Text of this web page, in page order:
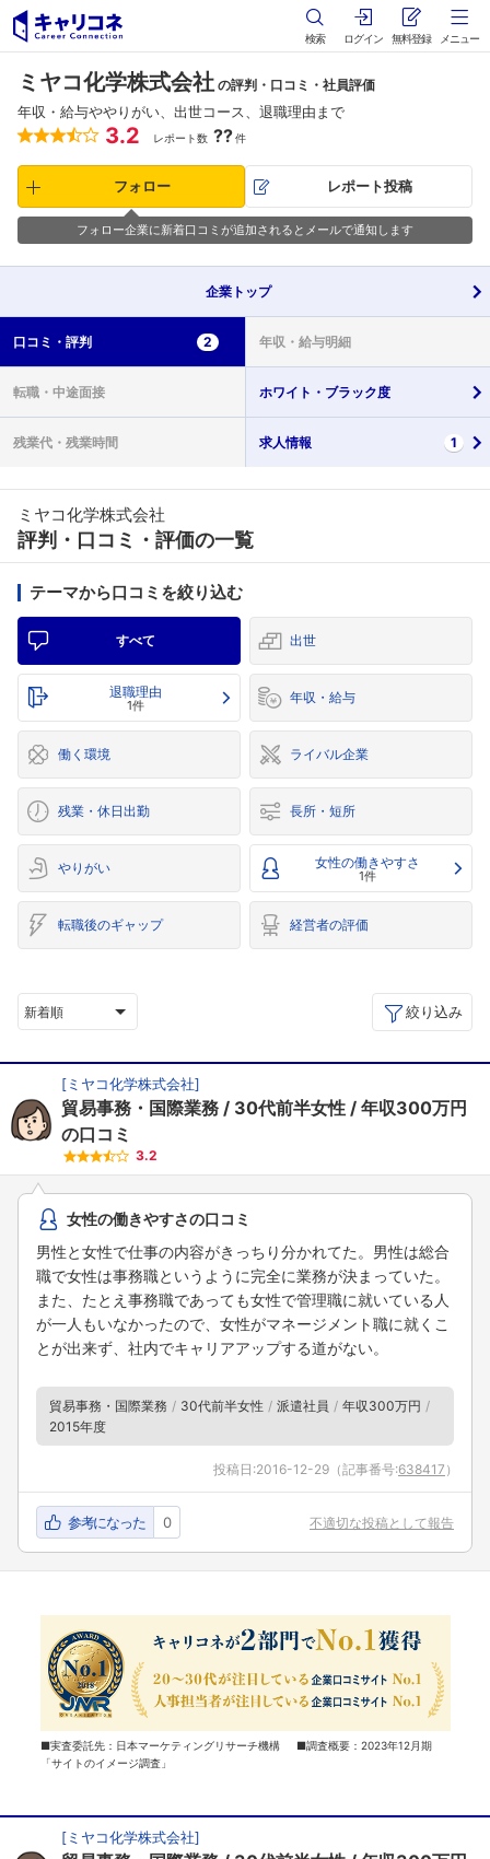
検索 ログイン 無料登録 メニュー
ミヤコ化学株式会社 の評判・口コミ・社員評価
年収・給与ややりがい、出世コース、退職理由まで
3.2 レポート数 ??件
フォロー レポート投稿
フォロー企業に新着口コミが追加されるとメールで通知します
企業 トップ
口コミ・ 評判 2 年収・ 給与明細
転職・ 中途面接 ホワイト・ ブラック度
残業代・ 残業時間 求人情報 1
ミヤコ化学株式会社
評判・口コミ・評価の一覧
テーマから口コミを絞り込む
すべて 出世
退職理由
1件 年収・給与
働く環境 ライバル企業
残業・休日出勤 長所・短所
やりがい 女性の働きやすさ
1件
転職後のギャップ 経営者の評価
新着順 絞り込み
[ミヤコ化学株式会社]
貿易事務・国際業務 30代前半女性
年収300万円
の口コミ
3.2
女性の働きやすさの口コミ
男性と女性で仕事の内容がきっちり分かれてた。男性は総合
職で女性は事務職というように完全に業務が決まっていた。
また、たとえ事務職であっても女性で管理職に就いている人
が一人もいなかったので、女性がマネージメント職に就くこ
とが出来ず、社内でキャリアアップする道がない。
貿易事務・国際業務 30代前半女性 派遣社員
年収300万円
2015年度
投稿日:2016-12-29 （記事番号:638417 ）
参考になった 0 不適切な投稿として報告
■実査委託先：日本マーケティングリサーチ機構 ■調査概要：2023年12月期
「サイトのイメージ調査」
[ミヤコ化学株式会社]